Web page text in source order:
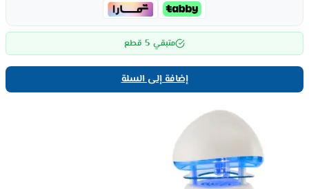
متبقي 5 قطع
إضافة إلى السلة